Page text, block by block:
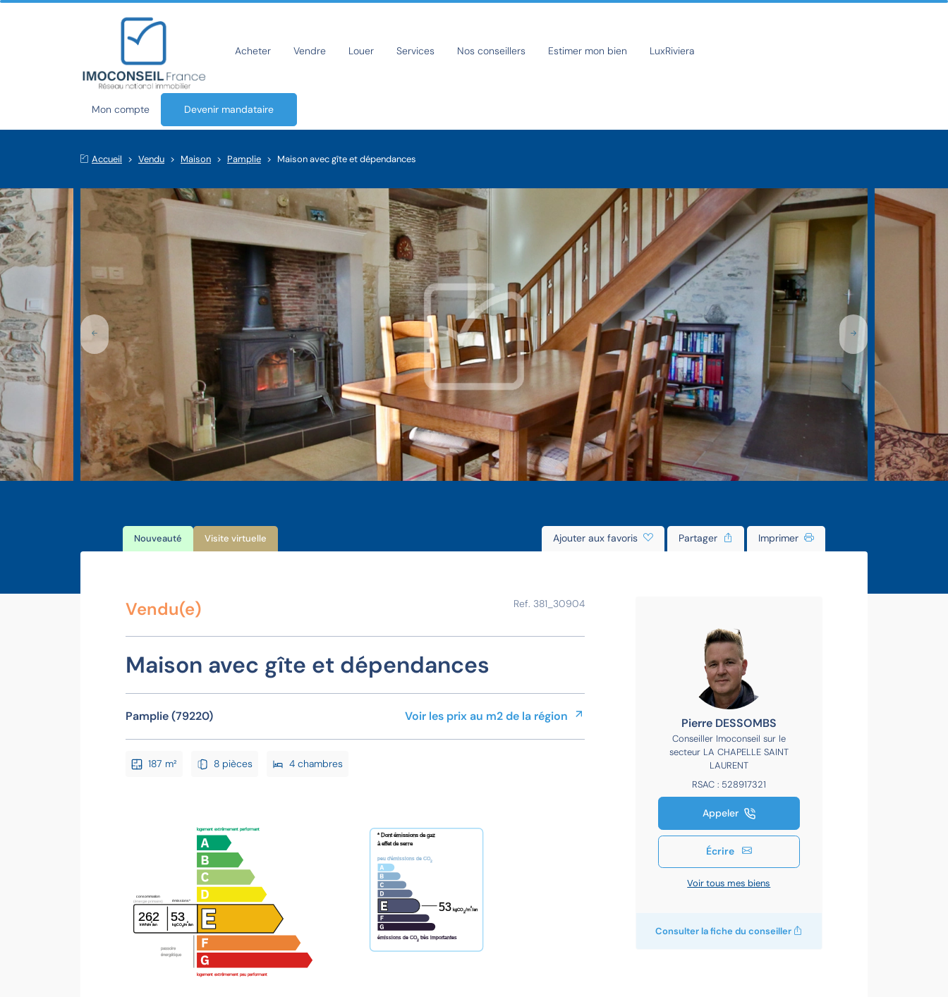
Acheter Vendre Louer Services Nos conseillers Estimer mon bien LuxRiviera
Mon compte Devenir mandataire
Accueil Vendu Maison Pamplie Maison avec gîte et dépendances
Nouveauté Visite virtuelle Ajouter aux favoris Partager Imprimer
Vendu(e) Ref. 381_30904
Maison avec gîte et dépendances
Pamplie (79220) Voir les prix au m2 de la région
187 m² 8 pièces 4 chambres
passoire
énergétique
logement extrêmement performant
logement extrêmement peu performant
consommation
(énergie primaire)
262
kWh/m²/an
émissions*
53
kgCO2/m
²
/an
* Dont émissions de gaz
à effet de serre
peu d'émissions de CO2
émissions de CO2 très importantes
53 kgCO2
/m²/an
Pierre DESSOMBS
Conseiller Imoconseil sur le
secteur LA CHAPELLE SAINT
LAURENT
RSAC : 528917321
Appeler
Écrire
Voir tous mes biens
Consulter la fiche du conseiller